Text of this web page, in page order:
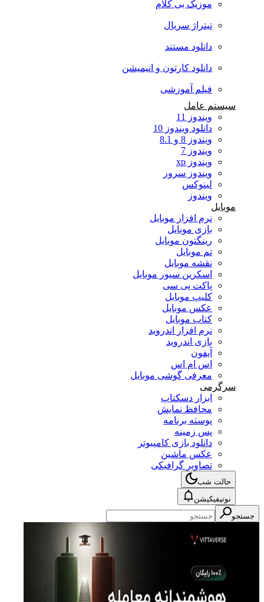
موزیک بی کلام
تیتراژ سریال
دانلود مستند
دانلود کارتون و انیمیشن
فیلم آموزشی
سیستم عامل
ویندوز 11
دانلود ویندوز 10
ویندوز 8 و 8.1
ویندوز 7
ویندوز xp
ویندوز سرور
لینوکس
ویندوز
موبایل
نرم افزار موبایل
بازی موبایل
رینگتون موبایل
تم موبایل
نقشه موبایل
اسکرین سیور موبایل
پاکت پی سی
کلیپ موبایل
عکس موبایل
کتاب موبایل
نرم افزار اندروید
بازی اندروید
آیفون
اس ام اس
معرفی گوشی موبایل
سرگرمی
ابزار دسکتاپ
محافظ نمایش
پوسته برنامه
پس زمینه
دانلود بازی کامپیوتر
عکس ماشین
تصاویر گرافیکی
حالت شب
نوتیفیکیشن
جستجو